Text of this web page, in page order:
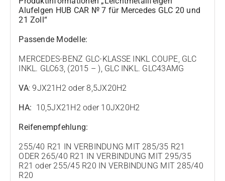
Alufelgen HUB CAR № 7 für Mercedes GLC 20 und
21 Zoll“
Passende Modelle:
MERCEDES-BENZ GLC-KLASSE INKL COUPE, GLC
INKL. GLC63, (2015 – ), GLC INKL. GLC43AMG
VA: 9JX21H2 oder 8,5JX20H2
HA: 10,5JX21H2 oder 10JX20H2
Reifenempfehlung:
255/40 R21 IN VERBINDUNG MIT 285/35 R21
ODER 265/40 R21 IN VERBINDUNG MIT 295/35
R21 oder 255/45 R20 IN VERBINDUNG MIT 285/40
R20